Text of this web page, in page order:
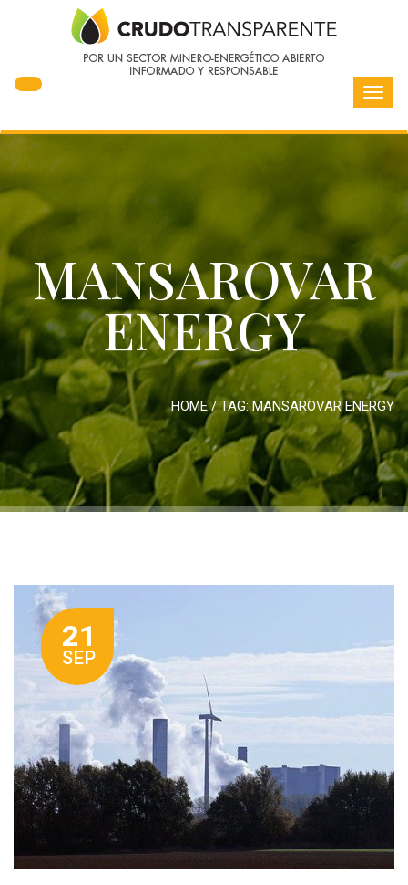
MANSAROVAR
ENERGY
HOME/ TAG: MANSAROVAR ENERGY
21
SEP